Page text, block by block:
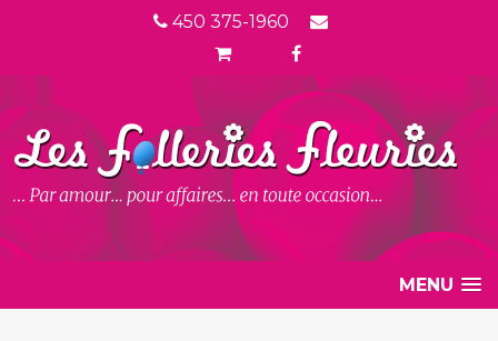
450 375-1960
MENU